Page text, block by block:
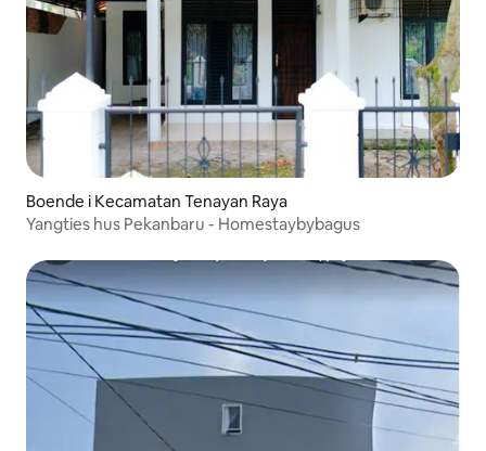
Boende i Kecamatan Tenayan Raya
Yangties hus Pekanbaru - Homestaybybagus